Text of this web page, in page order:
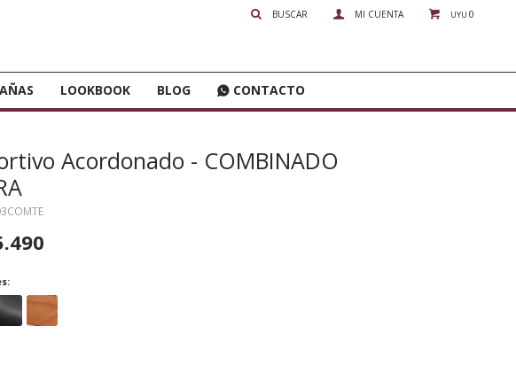
LOOKBOOK BLOG CONTACTO
UYU 0
Acordonado - COMBINADO